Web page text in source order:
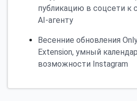
публикацию в соцсети к
AI-агенту
Весенние обновления
Extension, умный
возможности Instagram